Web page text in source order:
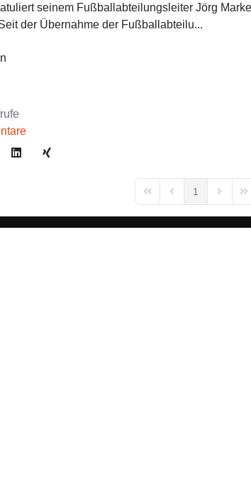
seinem Fußballabteilungsleiter Jörg
der Übernahme der Fußballabteilu...
First PagePrevious Page
1
Next